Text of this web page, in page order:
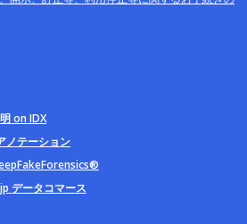
on IDX
ノテーション
データコマース